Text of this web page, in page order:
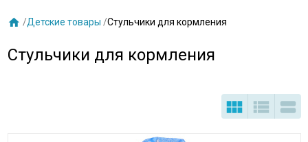
 /Детские товары /Стульчики для кормления
Стульчики для кормления
  